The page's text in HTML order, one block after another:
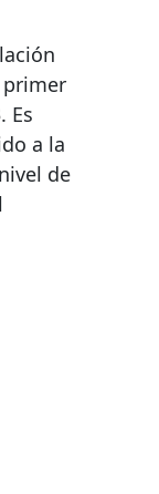
primer
Es
a la
de